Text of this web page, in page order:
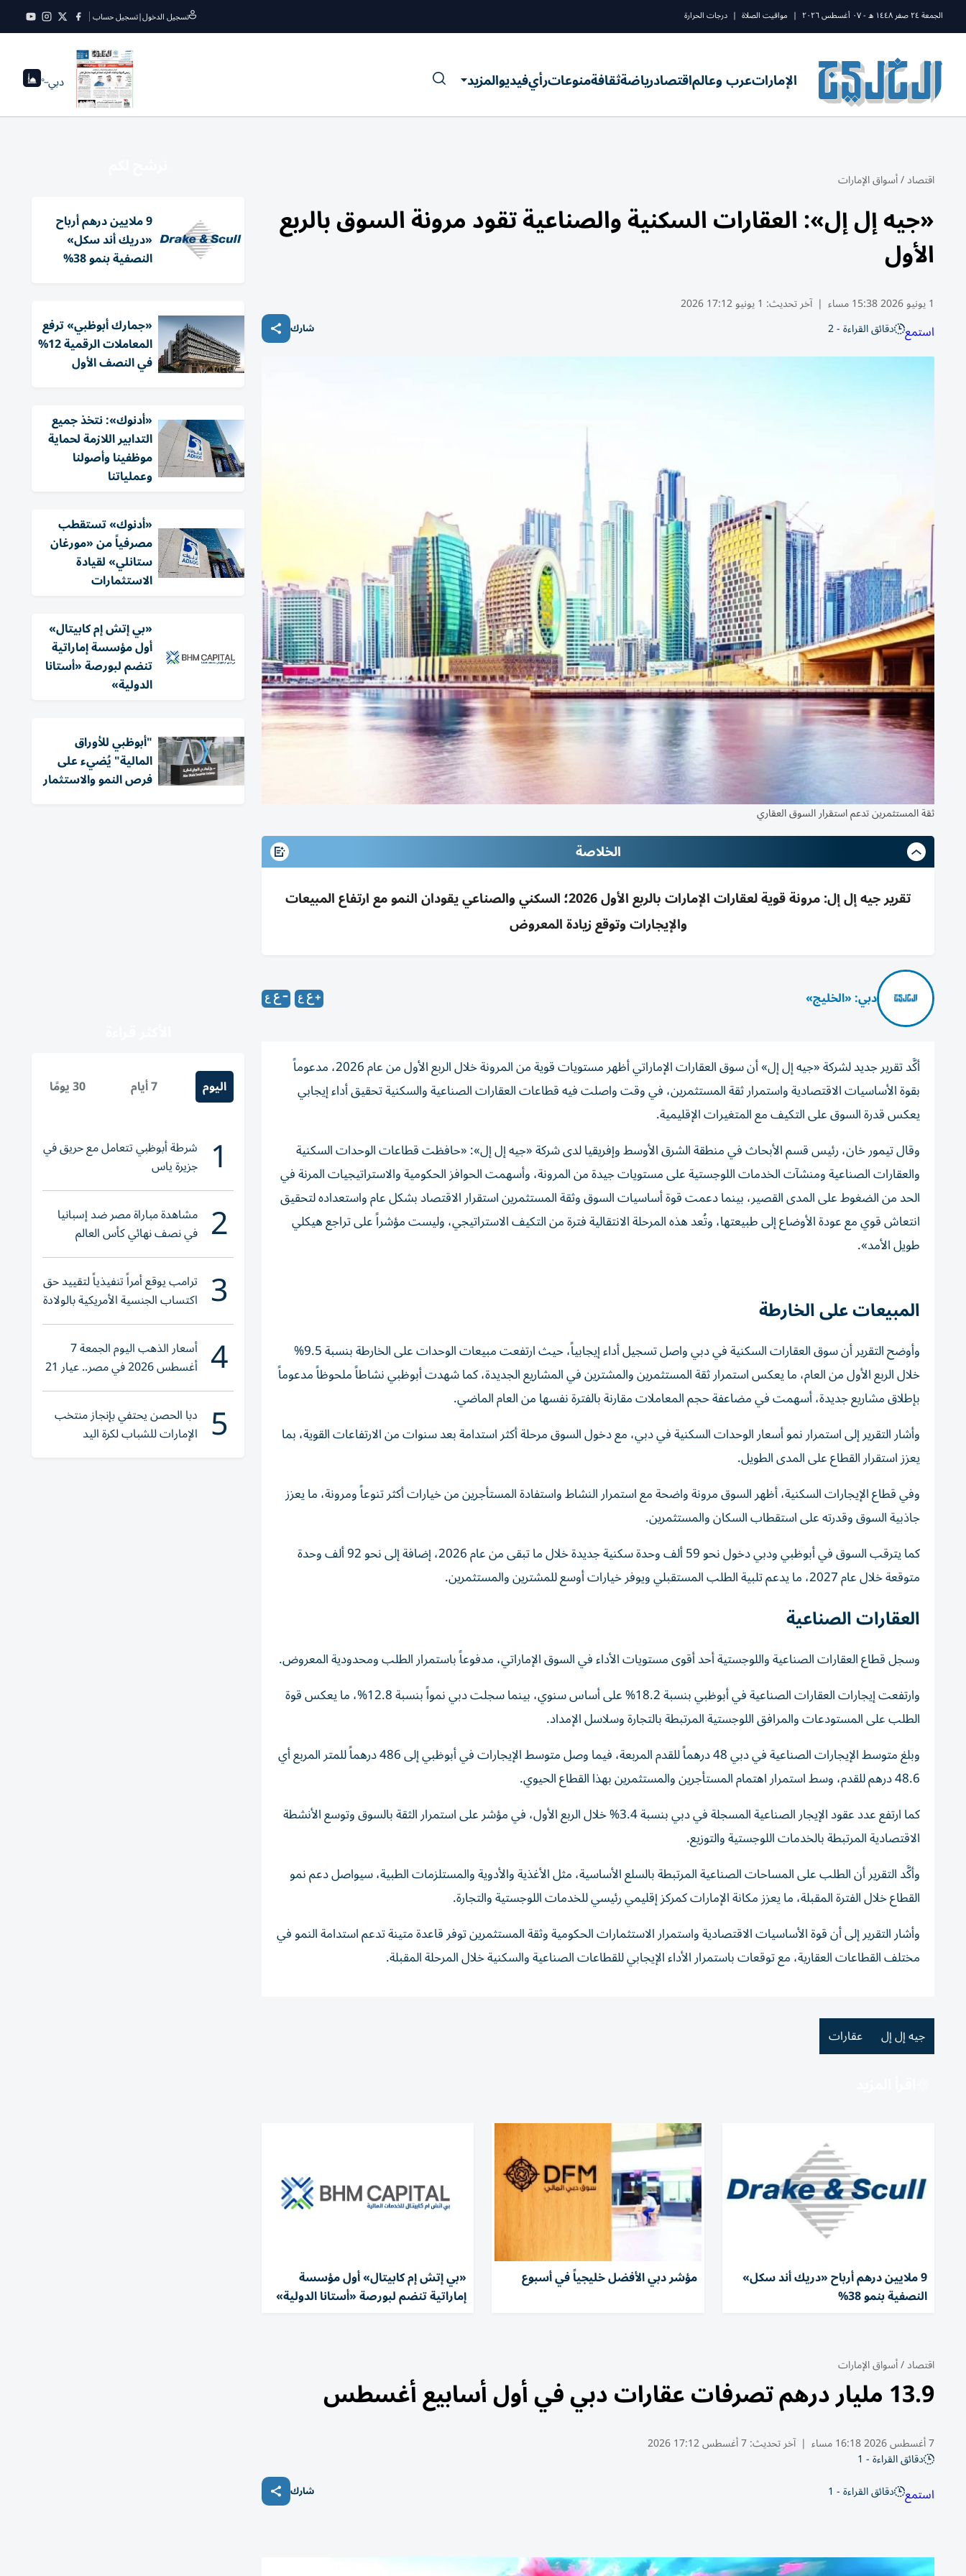
الجمعة ٢٤ صفر ١٤٤٨ ه - ٠٧ أغسطس ٢٠٢٦ | مواقيت الصلاة | درجات الحرارة تسجيل الدخول|تسجيل حساب
الإماراتعرب وعالماقتصادرياضةثقافةمنوعاترأيفيديوالمزيد دبي--°
اقتصاد/أسواق الإمارات
«جيه إل إل»: العقارات السكنية والصناعية تقود مرونة السوق بالربع
الأول
1 يونيو 2026 15:38 مساء | آخر تحديث: 1 يونيو 17:12 2026
استمع دقائق القراءة - 2 شارك
ثقة المستثمرين تدعم استقرار السوق العقاري
الخلاصة
تقرير جيه إل إل: مرونة قوية لعقارات الإمارات بالربع الأول 2026؛ السكني والصناعي يقودان النمو مع ارتفاع المبيعات
والإيجارات وتوقع زيادة المعروض
دبي: «الخليج»
أكَّد تقرير جديد لشركة«جيه إل إل»
أن سوق العقارات الإماراتي أظهر مستويات قوية من المرونة خلال الربع الأول من عام 2026، مدعوماً
بقوة الأساسيات الاقتصادية واستمرار ثقة المستثمرين، في وقت واصلت فيه قطاعات العقارات الصناعية والسكنية تحقيق أداء إيجابي
يعكس قدرة السوق على التكيف مع المتغيرات الإقليمية.
وقال تيمور خان، رئيس قسم الأبحاث في منطقة الشرق الأوسط وإفريقيا لدى شركة «جيه إل إل»: «حافظت قطاعات الوحدات السكنية
والعقارات الصناعية ومنشآت الخدمات اللوجستية على مستويات جيدة من المرونة، وأسهمت الحوافز الحكومية والاستراتيجيات المرنة في
الحد من الضغوط على المدى القصير، بينما دعمت قوة أساسيات السوق وثقة المستثمرين استقرار الاقتصاد بشكل عام واستعداده لتحقيق
انتعاش قوي مع عودة الأوضاع إلى طبيعتها، وتُعد هذه المرحلة الانتقالية فترة من التكيف الاستراتيجي، وليست مؤشراً على تراجع هيكلي
طويل الأمد».
المبيعات على الخارطة
وأوضح التقرير أن سوق العقارات السكنية في دبي واصل تسجيل أداء إيجابياً، حيث ارتفعت مبيعات الوحدات على الخارطة بنسبة 9.5%
خلال الربع الأول من العام، ما يعكس استمرار ثقة المستثمرين والمشترين في المشاريع الجديدة، كما شهدت أبوظبي نشاطاً ملحوظاً مدعوماً
بإطلاق مشاريع جديدة، أسهمت في مضاعفة حجم المعاملات مقارنة بالفترة نفسها من العام الماضي.
وأشار التقرير إلى استمرار نمو أسعار الوحدات السكنية في دبي، مع دخول السوق مرحلة أكثر استدامة بعد سنوات من الارتفاعات القوية، بما
يعزز استقرار القطاع على المدى الطويل.
وفي قطاع الإيجارات السكنية، أظهر السوق مرونة واضحة مع استمرار النشاط واستفادة المستأجرين من خيارات أكثر تنوعاً ومرونة، ما يعزز
جاذبية السوق وقدرته على استقطاب السكان والمستثمرين.
كما يترقب السوق في أبوظبي ودبي دخول نحو 59 ألف وحدة سكنية جديدة خلال ما تبقى من عام 2026، إضافة إلى نحو 92 ألف وحدة
متوقعة خلال عام 2027، ما يدعم تلبية الطلب المستقبلي ويوفر خيارات أوسع للمشترين والمستثمرين.
العقارات الصناعية
وسجل قطاع العقارات الصناعية واللوجستية أحد أقوى مستويات الأداء في السوق الإماراتي، مدفوعاً باستمرار الطلب ومحدودية المعروض.
وارتفعت إيجارات العقارات الصناعية في أبوظبي بنسبة 18.2% على أساس سنوي، بينما سجلت دبي نمواً بنسبة 12.8%، ما يعكس قوة
الطلب على المستودعات والمرافق اللوجستية المرتبطة بالتجارة وسلاسل الإمداد.
وبلغ متوسط الإيجارات الصناعية في دبي 48 درهماً للقدم المربعة، فيما وصل متوسط الإيجارات في أبوظبي إلى 486 درهماً للمتر المربع أي
48.6 درهم للقدم، وسط استمرار اهتمام المستأجرين والمستثمرين بهذا القطاع الحيوي.
كما ارتفع عدد عقود الإيجار الصناعية المسجلة في دبي بنسبة 3.4% خلال الربع الأول، في مؤشر على استمرار الثقة بالسوق وتوسع الأنشطة
الاقتصادية المرتبطة بالخدمات اللوجستية والتوزيع.
وأكَّد التقرير أن الطلب على المساحات الصناعية المرتبطة بالسلع الأساسية، مثل الأغذية والأدوية والمستلزمات الطبية، سيواصل دعم نمو
القطاع خلال الفترة المقبلة، ما يعزز مكانة الإمارات كمركز إقليمي رئيسي للخدمات اللوجستية والتجارة.
وأشار التقرير إلى أن قوة الأساسيات الاقتصادية واستمرار الاستثمارات الحكومية وثقة المستثمرين توفر قاعدة متينة تدعم استدامة النمو في
مختلف القطاعات العقارية، مع توقعات باستمرار الأداء الإيجابي للقطاعات الصناعية والسكنية خلال المرحلة المقبلة.
جيه إل إل عقارات
9 ملايين درهم أرباح «دريك أند سكل»
النصفية بنمو 38%
مؤشر دبي الأفضل خليجياً في أسبوع «بي إتش إم كابيتال» أول مؤسسة
إماراتية تنضم لبورصة «أستانا الدولية»
اقتصاد/أسواق الإمارات
13.9 مليار درهم تصرفات عقارات دبي في أول أسابيع أغسطس
7 أغسطس 2026 16:18 مساء | آخر تحديث:7 أغسطس 17:12 2026
دقائق القراءة - 1
استمع دقائق القراءة - 1 شارك
9 ملايين درهم أرباح
«دريك أند سكل»
النصفية بنمو 38%
«جمارك أبوظبي» ترفع
المعاملات الرقمية 12%
في النصف الأول
«أدنوك»: نتخذ جميع
التدابير اللازمة لحماية
موظفينا وأصولنا
وعملياتنا
«أدنوك» تستقطب
مصرفياً من «مورغان
ستانلي» لقيادة
الاستثمارات
«بي إتش إم كابيتال»
أول مؤسسة إماراتية
تنضم لبورصة «أستانا
الدولية»
"أبوظبي للأوراق
المالية" يُضيء على
فرص النمو والاستثمار
اليوم 7 أيام 30 يومًا
1 شرطة أبوظبي تتعامل مع حريق في
جزيرة ياس
2 مشاهدة مباراة مصر ضد إسبانيا
في نصف نهائي كأس العالم
لناشئات اليد 2026
3 ترامب يوقع أمراً تنفيذياً لتقييد حق
اكتساب الجنسية الأمريكية بالولادة
4 أسعار الذهب اليوم الجمعة 7
أغسطس 2026 في مصر.. عيار 21
يقترب من هذا الرقم
5 دبا الحصن يحتفي بإنجاز منتخب
الإمارات للشباب لكرة اليد